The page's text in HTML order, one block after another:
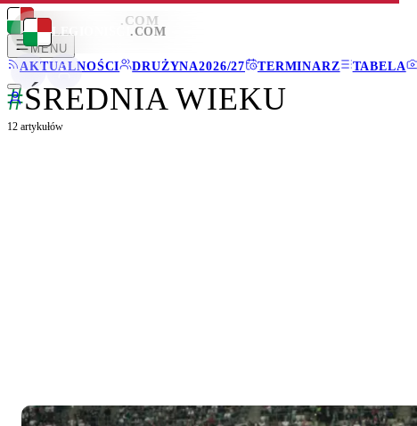
LEGIONISCI .COM
MENU
AKTUALNOŚCI
DRUŻYNA2026/27 TERMINARZ TABELA
LEGIONISCI .COM
#ŚREDNIA WIEKU
12 artykułów